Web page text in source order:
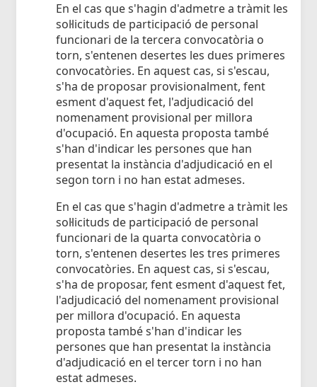
En el cas que s'hagin d'admetre a tràmit les
sol·licituds de participació de personal
funcionari de la tercera convocatòria o
torn, s'entenen desertes les dues primeres
convocatòries. En aquest cas, si s'escau,
s'ha de proposar provisionalment, fent
esment d'aquest fet, l'adjudicació del
nomenament provisional per millora
d'ocupació. En aquesta proposta també
s'han d'indicar les persones que han
presentat la instància d'adjudicació en el
segon torn i no han estat admeses.
En el cas que s'hagin d'admetre a tràmit les
sol·licituds de participació de personal
funcionari de la quarta convocatòria o
torn, s'entenen desertes les tres primeres
convocatòries. En aquest cas, si s'escau,
s'ha de proposar, fent esment d'aquest fet,
l'adjudicació del nomenament provisional
per millora d'ocupació. En aquesta
proposta també s'han d'indicar les
persones que han presentat la instància
d'adjudicació en el tercer torn i no han
estat admeses.